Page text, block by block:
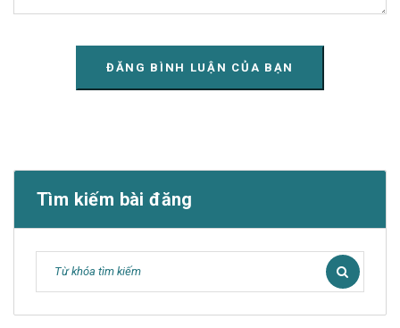
Tìm kiếm bài đăng